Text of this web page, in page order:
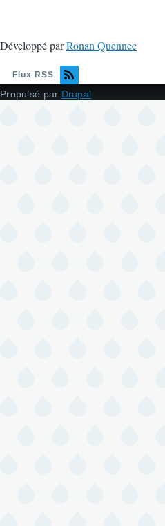
Développé parRonan Quennec
Flux RSS
Propulsé par Drupal